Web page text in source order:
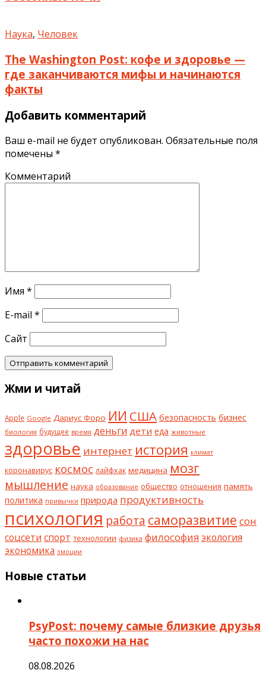
Наука, Человек
The Washington Post: кофе и здоровье —
где заканчиваются мифы и начинаются
факты
Добавить комментарий
Ваш e-mail не будет опубликован. Обязательные поля
помечены *
Комментарий
Имя *
E-mail *
Сайт
Жми и читай
Apple Google Дариус Форо ИИ США безопасность бизнес
биология будущее время деньги дети еда животные
здоровье интернет история климат
коронавирус космос лайфхак медицина мозг
мышление наука образование общество отношения память
политика привычки природа продуктивность
психология работа саморазвитие сон
соцсети спорт технологии физика философия экология
экономика эмоции
Новые статьи
PsyPost: почему самые близкие друзья
часто похожи на нас
08.08.2026